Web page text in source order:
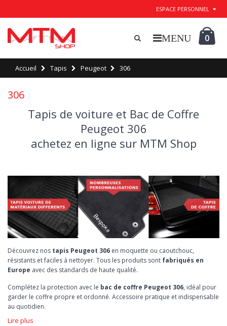
ESPACE PERSONNEL
0
Accueil Tapis Peugeot 306
306
Tapis de voiture et Bac de Coffre
Peugeot 306
achetez en ligne sur MTM Shop
Découvrez nos tapis Peugeot 306 en moquette ou caoutchouc,
résistants et faciles à nettoyer. Tous les produits sont fabriqués en
Europe avec des standards de haute qualité.
Complétez la protection avec le bac de coffre Peugeot 306, idéal pour
garder le coffre propre et ordonné. Accessoire pratique et indispensable
au quotidien.
Lire plus